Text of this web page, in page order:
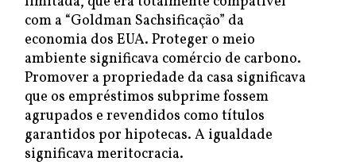
com a “Goldman Sachsificação” da
economia dos EUA. Proteger o meio
ambiente significava comércio de carbono.
Promover a propriedade da casa significava
que os empréstimos subprime fossem
agrupados e revendidos como títulos
garantidos por hipotecas. A igualdade
significava meritocracia.